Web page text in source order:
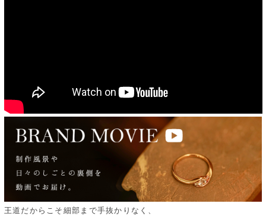
王道だからこそ細部まで手抜かりなく、